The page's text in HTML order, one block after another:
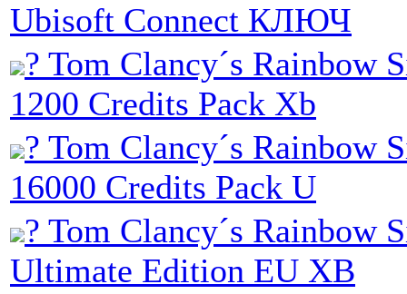
Ubisoft Connect КЛЮЧ
? Tom Clancy´s Rainbow
1200 Credits Pack Xb
? Tom Clancy´s Rainbow
16000 Credits Pack U
? Tom Clancy´s Rainbow
Ultimate Edition EU XB